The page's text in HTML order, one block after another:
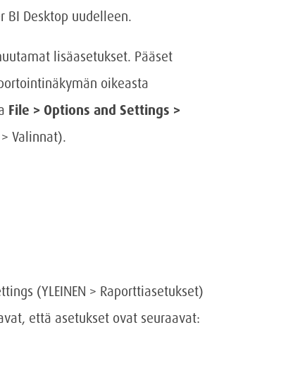
BI Desktop uudelleen.
lisäasetukset. Pääset
oikeasta
File > Options and Settings >
Valinnat).
(YLEINEN > Raporttiasetukset)
että asetukset ovat seuraavat: